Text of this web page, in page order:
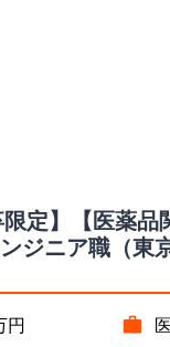
限定】【医薬
ジニア職（東
円